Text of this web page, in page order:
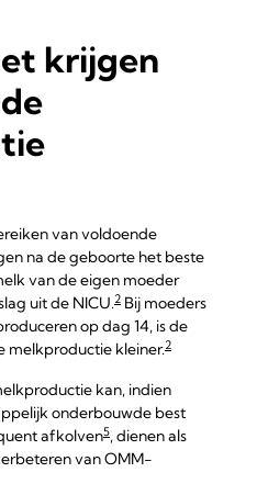
krijgen
van voldoende
na de geboorte het beste
van de eigen moeder
uit de NICU.2 Bij moeders
op dag 14, is de
melkproductie kleiner.2
kan, indien
onderbouwde best
afkolven5, dienen als
van OMM-